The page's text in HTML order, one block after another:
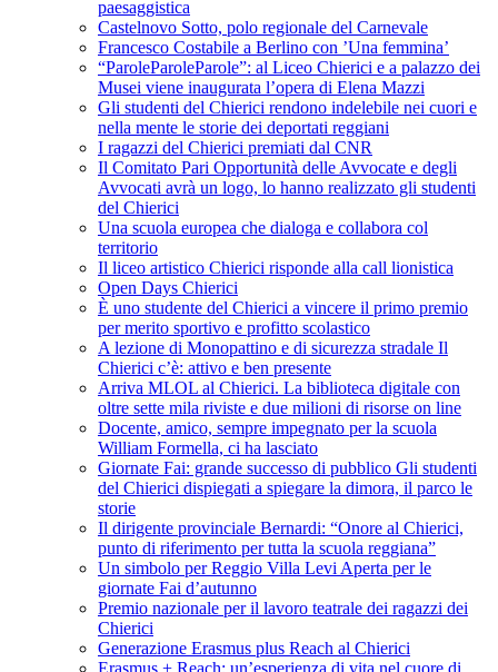
paesaggistica
Castelnovo Sotto, polo regionale del Carnevale
Francesco Costabile a Berlino con ’Una femmina’
“ParoleParoleParole”: al Liceo Chierici e a palazzo dei
Musei viene inaugurata l’opera di Elena Mazzi
Gli studenti del Chierici rendono indelebile nei cuori e
nella mente le storie dei deportati reggiani
I ragazzi del Chierici premiati dal CNR
Il Comitato Pari Opportunità delle Avvocate e degli
Avvocati avrà un logo, lo hanno realizzato gli studenti
del Chierici
Una scuola europea che dialoga e collabora col
territorio
Il liceo artistico Chierici risponde alla call lionistica
Open Days Chierici
È uno studente del Chierici a vincere il primo premio
per merito sportivo e profitto scolastico
A lezione di Monopattino e di sicurezza stradale Il
Chierici c’è: attivo e ben presente
Arriva MLOL al Chierici. La biblioteca digitale con
oltre sette mila riviste e due milioni di risorse on line
Docente, amico, sempre impegnato per la scuola
William Formella, ci ha lasciato
Giornate Fai: grande successo di pubblico Gli studenti
del Chierici dispiegati a spiegare la dimora, il parco le
storie
Il dirigente provinciale Bernardi: “Onore al Chierici,
punto di riferimento per tutta la scuola reggiana”
Un simbolo per Reggio Villa Levi Aperta per le
giornate Fai d’autunno
Premio nazionale per il lavoro teatrale dei ragazzi dei
Chierici
Generazione Erasmus plus Reach al Chierici